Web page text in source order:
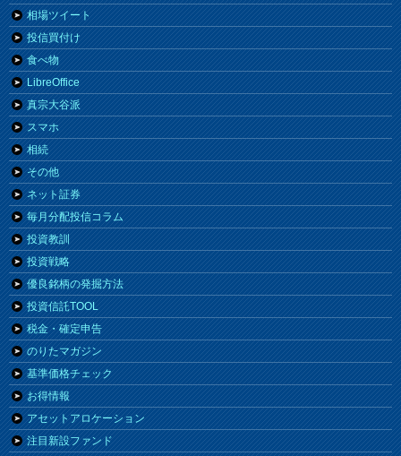
相場ツイート
投信買付け
食べ物
LibreOffice
真宗大谷派
スマホ
相続
その他
ネット証券
毎月分配投信コラム
投資教訓
投資戦略
優良銘柄の発掘方法
投資信託TOOL
税金・確定申告
のりたマガジン
基準価格チェック
お得情報
アセットアロケーション
注目新設ファンド